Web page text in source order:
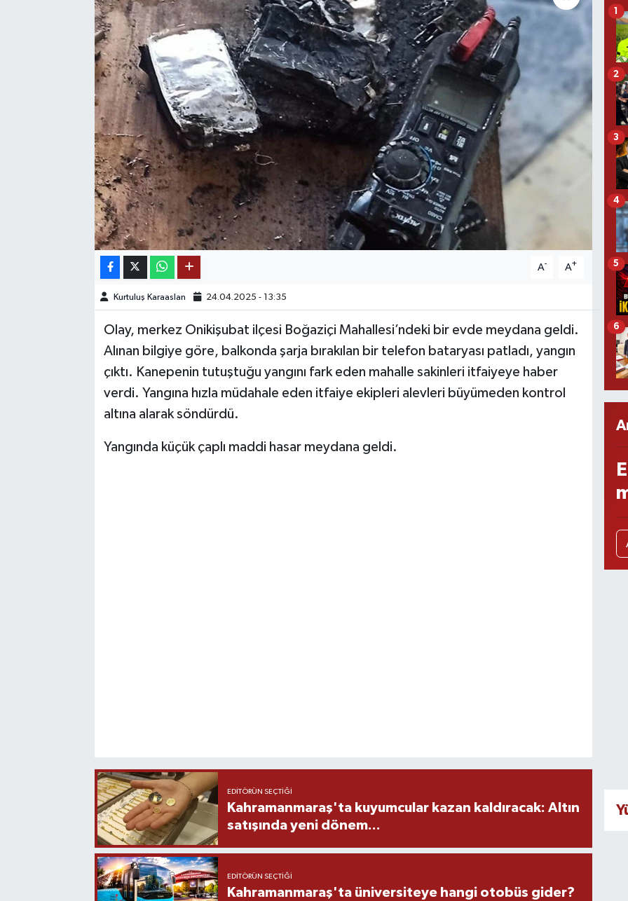
A- A+
Kurtuluş Karaaslan 24.04.2025 - 13:35
Olay, merkez Onikişubat ilçesi Boğaziçi Mahallesi’ndeki bir evde meydana geldi.
Alınan bilgiye göre, balkonda şarja bırakılan bir telefon bataryası patladı, yangın
çıktı. Kanepenin tutuştuğu yangını fark eden mahalle sakinleri itfaiyeye haber
verdi. Yangına hızla müdahale eden itfaiye ekipleri alevleri büyümeden kontrol
altına alarak söndürdü.
Yangında küçük çaplı maddi hasar meydana geldi.
EDITÖRÜN SEÇTIĞI
Kahramanmaraş'ta kuyumcular kazan kaldıracak: Altın
satışında yeni dönem...
EDITÖRÜN SEÇTIĞI
Kahramanmaraş'ta üniversiteye hangi otobüs gider?
1
2
3
4
5
6
OTOMOTİV
KÜLTÜR SANAT